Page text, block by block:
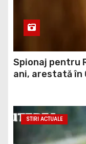
Spionaj pentru
ani, arestată în
STIRI ACTUALE